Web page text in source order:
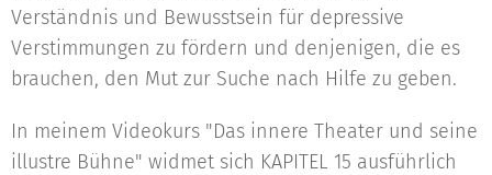
Verständnis und Bewusstsein für depressive
Verstimmungen zu fördern und denjenigen, die es
brauchen, den Mut zur Suche nach Hilfe zu geben.
In meinem Videokurs "Das innere Theater und seine
illustre Bühne" widmet sich KAPITEL 15 ausführlich